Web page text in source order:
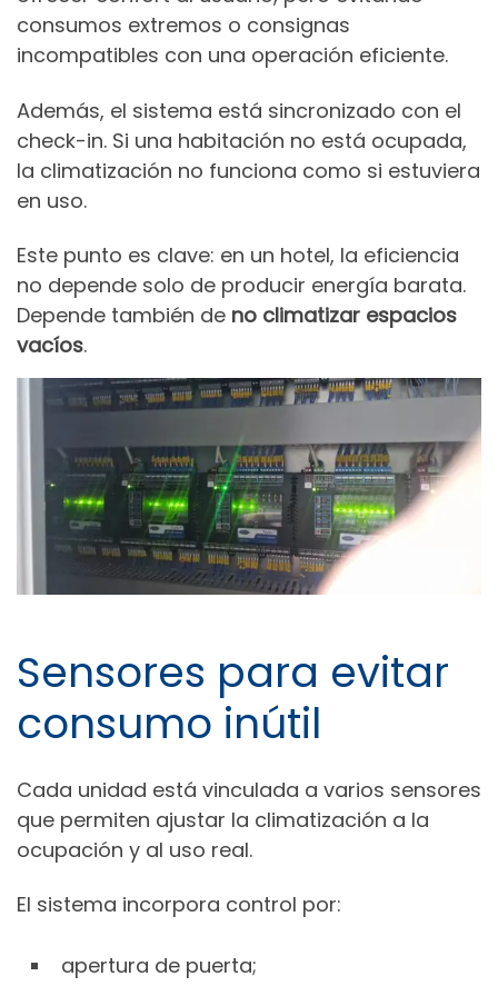
consumos extremos o consignas
incompatibles con una operación eficiente.
Además, el sistema está sincronizado con el
check-in. Si una habitación no está ocupada,
la climatización no funciona como si estuviera
en uso.
Este punto es clave: en un hotel, la eficiencia
no depende solo de producir energía barata.
Depende también de no climatizar espacios
vacíos.
Sensores para evitar
consumo inútil
Cada unidad está vinculada a varios sensores
que permiten ajustar la climatización a la
ocupación y al uso real.
El sistema incorpora control por:
apertura de puerta;